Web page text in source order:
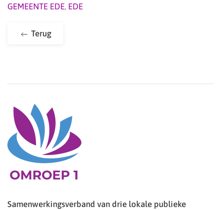
GEMEENTE EDE, EDE
Terug
Samenwerkingsverband van drie lokale publieke